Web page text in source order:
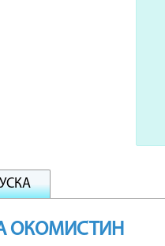
ОКОМИСТИН